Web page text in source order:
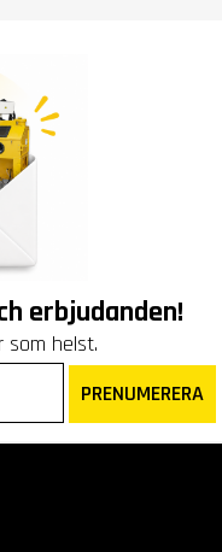
erbjudanden!
som helst.
PRENUMERERA